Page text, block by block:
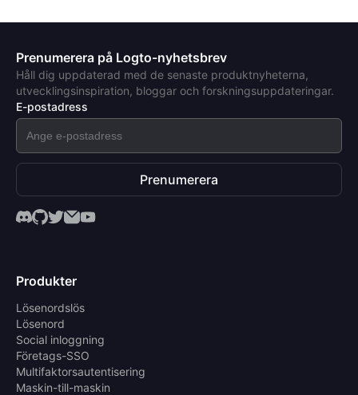
Prenumerera på Logto-nyhetsbrev
Håll dig uppdaterad med de senaste produktnyheterna,
utvecklingsinspiration, bloggar och forskningsuppdateringar.
E-postadress
Prenumerera
Produkter
Lösenordslös
Lösenord
Social inloggning
Företags-SSO
Multifaktorsautentisering
Maskin-till-maskin